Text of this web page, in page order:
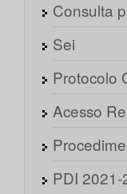
Consulta
Sei
Protocolo
Acesso
PDI 2021-